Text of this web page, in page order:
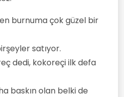
burnuma çok güzel bir
satıyor.
dedi, kokoreçi ilk defa
baskın olan belki de